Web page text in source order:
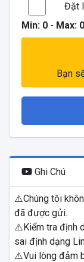
Đặt
Min: 0- Max: 0
Bạn
Ghi Chú
⚠️Chúng tôi
đã được gửi.
⚠️Kiểm tra định
sai định dạng
⚠️Vui lòng đảm